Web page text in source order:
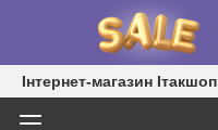
Інтернет-магазин Ітакшоп